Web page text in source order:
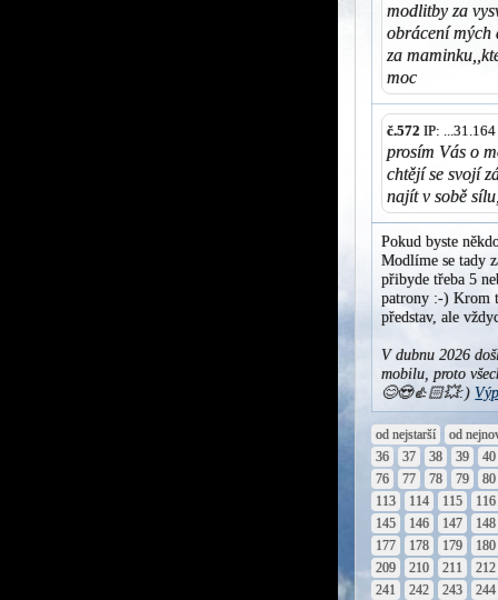
modlitby za
obrácení mých
za
moc
č.572 IP:
prosím Vás o
chtějí se svojí
najít v sobě
Pokud byste
Modlíme se tady
přibyde třeba 5
patrony :-) Krom
představ, ale
V dubnu 2026
mobilu, proto
😊😍👍🏻💥:)
od nejstarší
od
36
37 38 39
40
76
77 78 79
80
113
114 115
116
145
146 147
148
177
178 179
180
209
210 211
212
241
242 243
244